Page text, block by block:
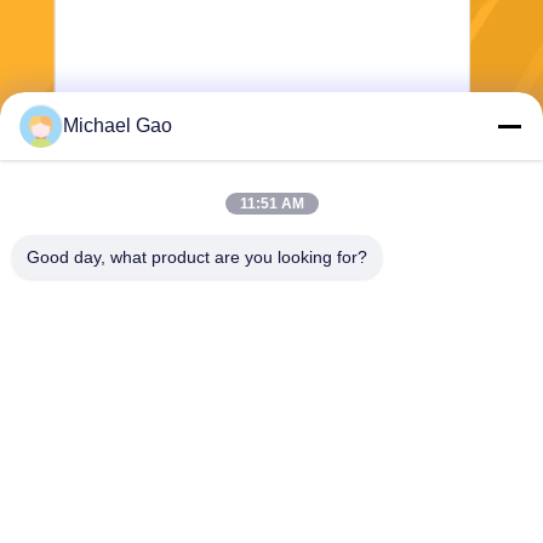
Michael Gao
11:51 AM
Good day, what product are you looking for?